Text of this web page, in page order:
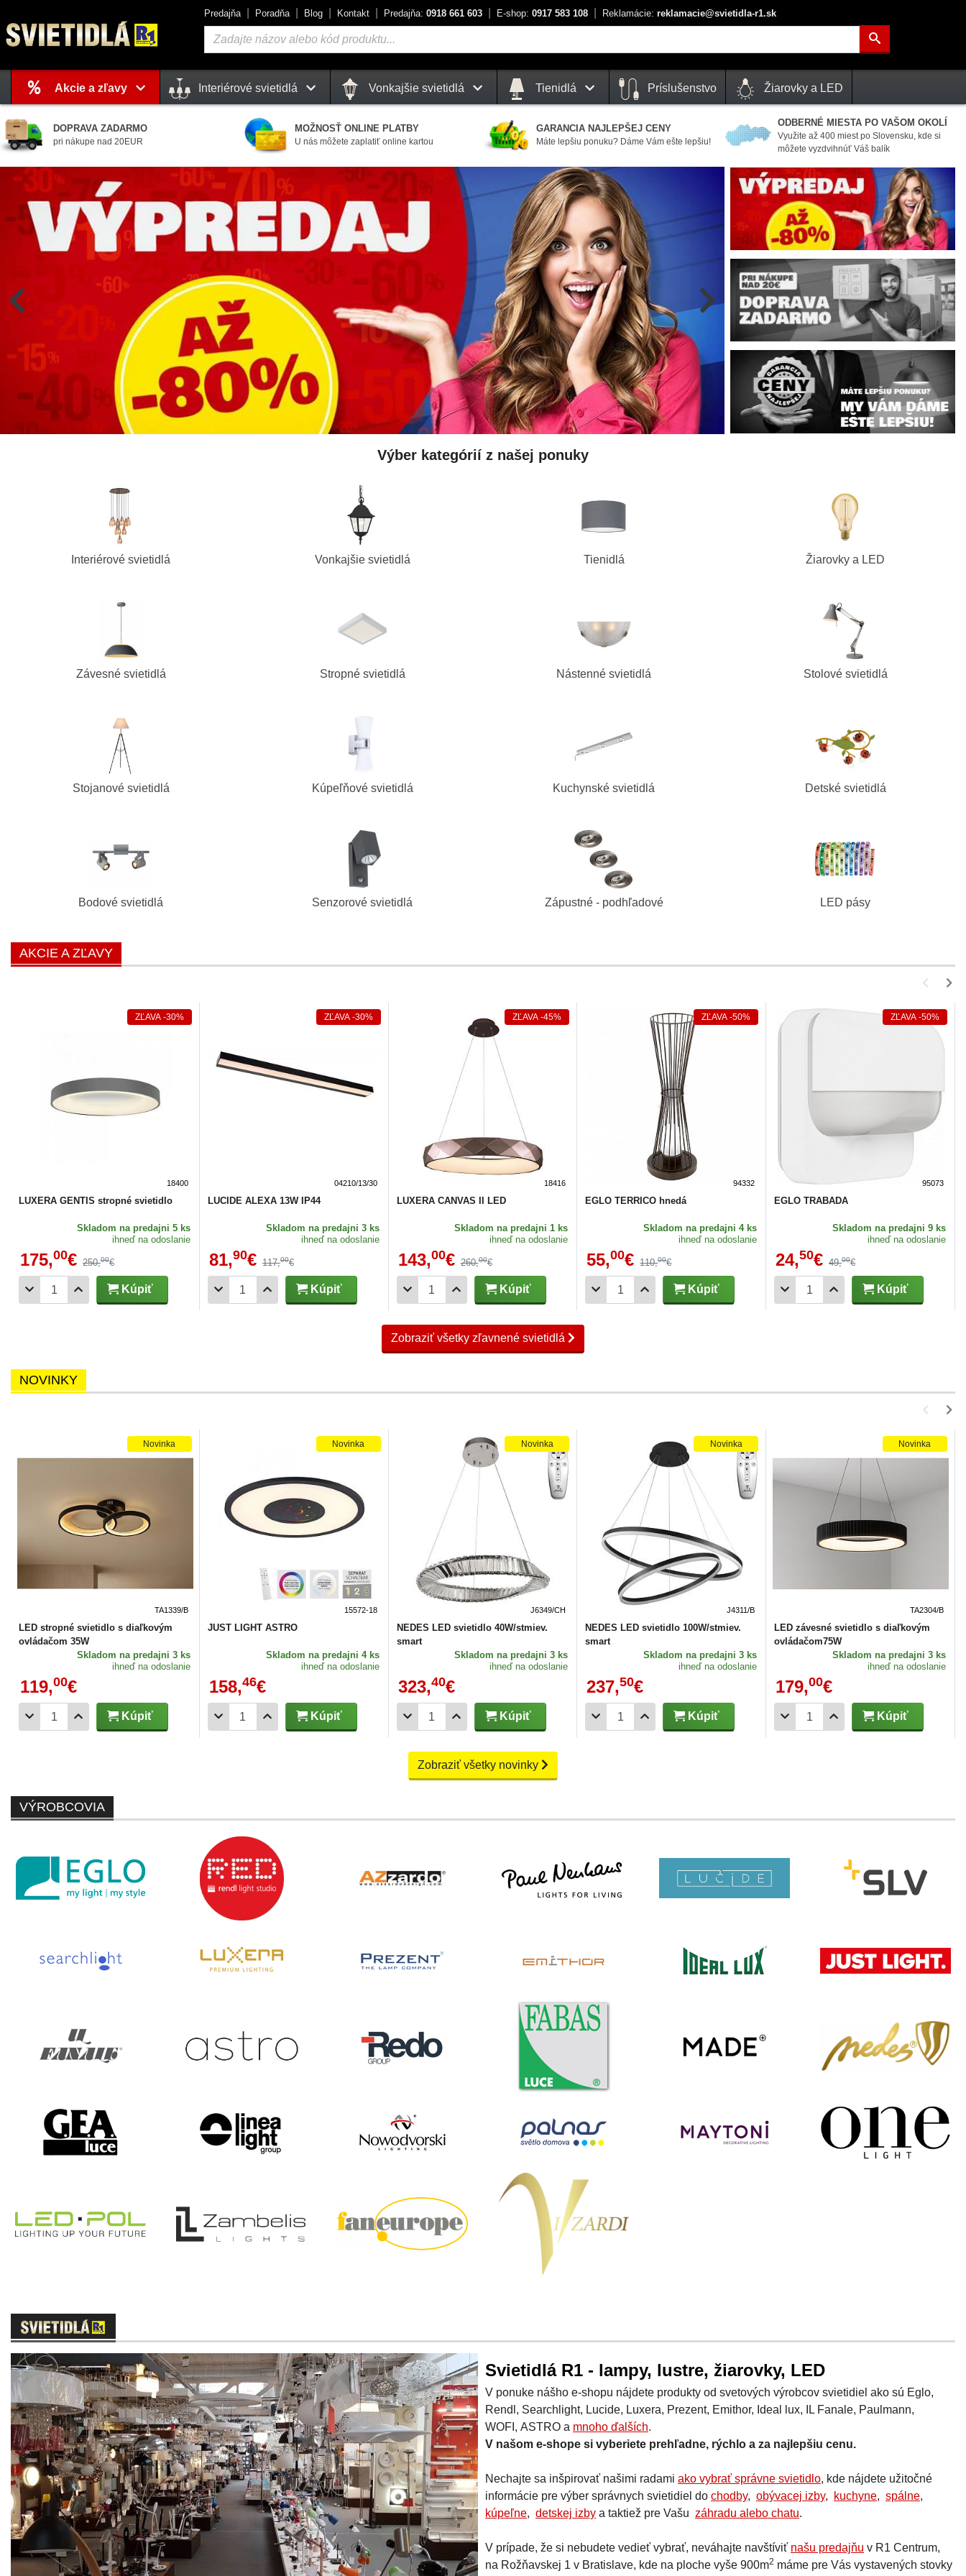
Predajňa Poradňa Blog Kontakt Predajňa: 0918 661 603 E-shop: 0917 583 108 Reklamácie: reklamacie@svietidla-r1.sk
Vyhľadávanie
Košík
Akcie a zľavy Interiérové svietidlá Vonkajšie svietidlá Tienidlá Príslušenstvo Žiarovky a LED
DOPRAVA ZADARMO
pri nákupe nad 20EUR
MOŽNOSŤ ONLINE PLATBY
U nás môžete zaplatiť online kartou
GARANCIA NAJLEPŠEJ CENY
Máte lepšiu ponuku? Dáme Vám ešte lepšiu!
ODBERNÉ MIESTA PO VAŠOM OKOLÍ
Využite až 400 miest po Slovensku, kde si
môžete vyzdvihnúť Váš balík
Výber kategórií z našej ponuky
Interiérové svietidlá Vonkajšie svietidlá Tienidlá Žiarovky a LED
Závesné svietidlá Stropné svietidlá Nástenné svietidlá Stolové svietidlá
Stojanové svietidlá Kúpeľňové svietidlá Kuchynské svietidlá Detské svietidlá
Bodové svietidlá Senzorové svietidlá Zápustné - podhľadové LED pásy
AKCIE A ZĽAVY
18400
LUXERA GENTIS stropné svietidlo
Skladom na predajni 5 ks
ihneď na odoslanie
175,00€ 250,00€
Kúpiť
ZĽAVA-30%
04210/13/30
LUCIDE ALEXA 13W IP44
Skladom na predajni 3 ks
ihneď na odoslanie
81,90€ 117,00€
Kúpiť
ZĽAVA-30%
18416
LUXERA CANVAS II LED
Skladom na predajni 1 ks
ihneď na odoslanie
143,00€ 260,00€
Kúpiť
ZĽAVA -45%
94332
EGLO TERRICO hnedá
Skladom na predajni 4 ks
ihneď na odoslanie
55,00€ 110,00€
Kúpiť
ZĽAVA -50%
95073
EGLO TRABADA
Skladom na predajni 9 ks
ihneď na odoslanie
24,50€ 49,00€
Kúpiť
ZĽAVA-50%
Zobraziť všetky zľavnené svietidlá
NOVINKY
TA1339/B
LED stropné svietidlo s diaľkovým
ovládačom 35W
Skladom na predajni 3 ks
ihneď na odoslanie
119,00€
Kúpiť
Novinka
15572-18
JUST LIGHT ASTRO
Skladom na predajni 4 ks
ihneď na odoslanie
158,46€
Kúpiť
Novinka
J6349/CH
NEDES LED svietidlo 40W/stmiev.
smart
Skladom na predajni 3 ks
ihneď na odoslanie
323,40€
Kúpiť
Novinka
J4311/B
NEDES LED svietidlo 100W/stmiev.
smart
Skladom na predajni 3 ks
ihneď na odoslanie
237,50€
Kúpiť
Novinka
TA2304/B
LED závesné svietidlo s diaľkovým
ovládačom75W
Skladom na predajni 3 ks
ihneď na odoslanie
179,00€
Kúpiť
Novinka
Zobraziť všetky novinky
VÝROBCOVIA
Svietidlá R1 - lampy, lustre, žiarovky, LED
V ponuke nášho e-shopu nájdete produkty od svetových výrobcov svietidiel ako sú Eglo,
Rendl, Searchlight, Lucide, Luxera, Prezent, Emithor, Ideal lux, IL Fanale, Paulmann,
WOFI, ASTRO a mnoho ďalších.
V našom e-shope si vyberiete prehľadne, rýchlo a za najlepšiu cenu.
Nechajte sa inšpirovať našimi radami ako vybrať správne svietidlo, kde nájdete užitočné
informácie pre výber správnych svietidiel do chodby, obývacej izby, kuchyne, spálne,
kúpeľne, detskej izby a taktiež pre Vašu záhradu alebo chatu.
V prípade, že si nebudete vedieť vybrať, neváhajte navštíviť našu predajňu v R1 Centrum,
na Rožňavskej 1 v Bratislave, kde na ploche vyše 900m2 máme pre Vás vystavených stovky